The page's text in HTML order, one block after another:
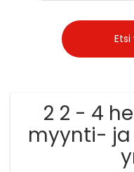
2 2 - 4
myynti-